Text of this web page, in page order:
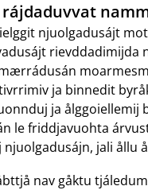
rájdaduvvat
njuolgadusájt
rievddadimijda
ja binnedit
ja ålggoiellemij
le friddjavuohta
jali ållu
nav gåktu